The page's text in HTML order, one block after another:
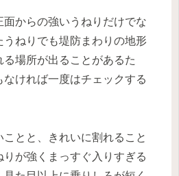
からの強いうねりだけでな
うねりでも堤防まわりの地形
場所が出ることがあるた
ければ一度はチェックする
とと、きれいに割れること
が強くまっすぐ入りすぎる